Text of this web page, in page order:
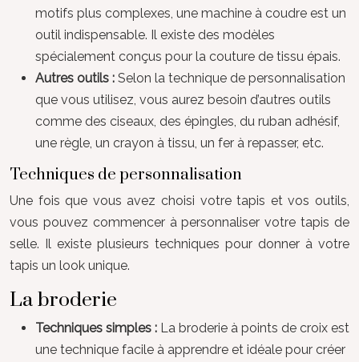
motifs plus complexes, une machine à coudre est un
outil indispensable. Il existe des modèles
spécialement conçus pour la couture de tissu épais.
Autres outils : Selon la technique de personnalisation
que vous utilisez, vous aurez besoin d’autres outils
comme des ciseaux, des épingles, du ruban adhésif,
une règle, un crayon à tissu, un fer à repasser, etc.
Techniques de personnalisation
Une fois que vous avez choisi votre tapis et vos outils,
vous pouvez commencer à personnaliser votre tapis de
selle. Il existe plusieurs techniques pour donner à votre
tapis un look unique.
La broderie
Techniques simples : La broderie à points de croix est
une technique facile à apprendre et idéale pour créer